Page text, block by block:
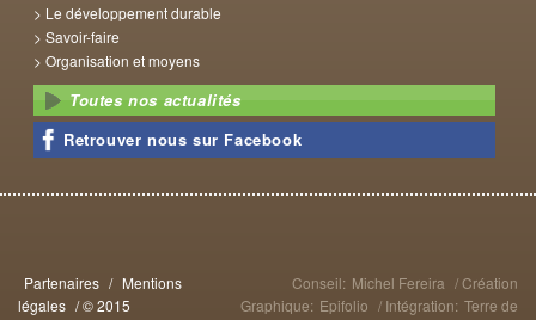
Le développement durable
Savoir-faire
Organisation et moyens
Toutes nos actualités
Retrouver nous sur Facebook
Conseil: Michel Fereira / Création
Graphique: Epifolio / Intégration: Terre de
Partenaires / Mentions
légales / © 2015